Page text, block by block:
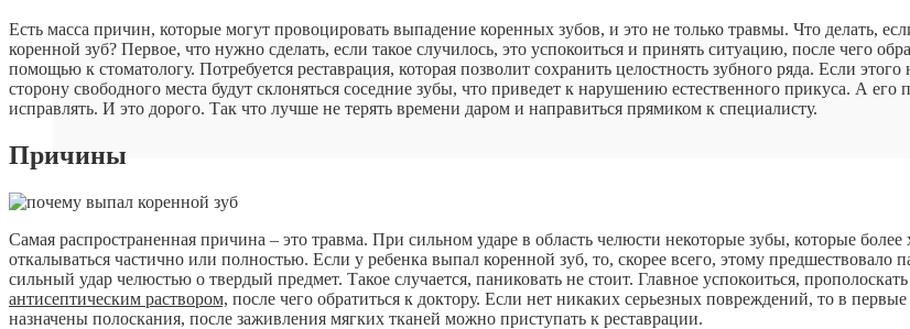
Есть масса причин, которые могут провоцировать выпадение коренных зубов, и это не только травмы. Что делать,
коренной зуб? Первое, что нужно сделать, если такое случилось, это успокоиться и принять ситуацию, после чего
помощью к стоматологу. Потребуется реставрация, которая позволит сохранить целостность зубного ряда. Если этого
сторону свободного места будут склоняться соседние зубы, что приведет к нарушению естественного прикуса. А его
исправлять. И это дорого. Так что лучше не терять времени даром и направиться прямиком к специалисту.
Причины
Самая распространенная причина – это травма. При сильном ударе в область челюсти некоторые зубы, которые более
откалываться частично или полностью. Если у ребенка выпал коренной зуб, то, скорее всего, этому предшествовало
сильный удар челюстью о твердый предмет. Такое случается, паниковать не стоит. Главное успокоиться,
антисептическим раствором, после чего обратиться к доктору. Если нет никаких серьезных повреждений, то в первые
назначены полоскания, после заживления мягких тканей можно приступать к реставрации.